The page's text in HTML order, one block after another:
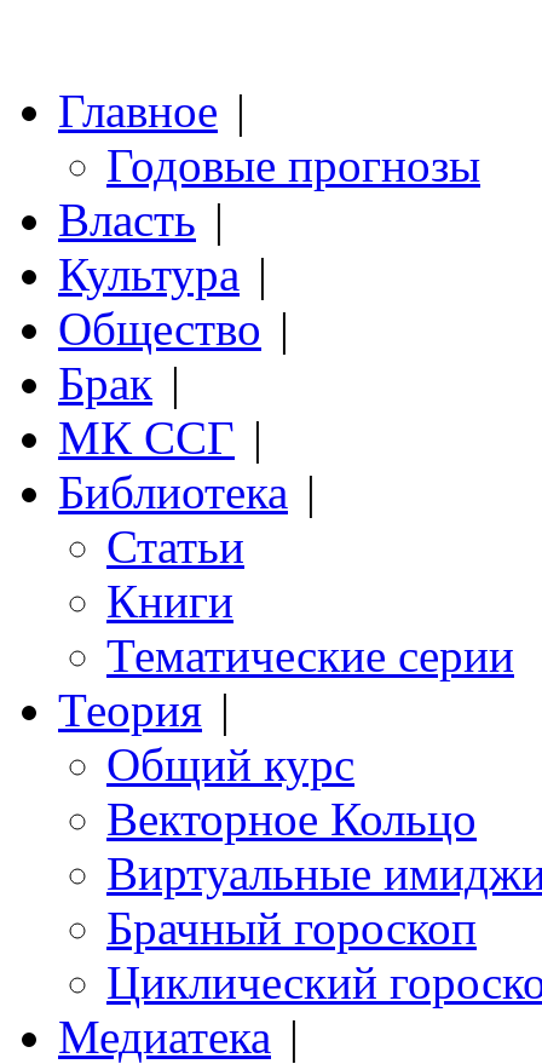
Главное |
Годовые прогнозы
Власть |
Культура |
Общество |
Брак |
МК ССГ |
Библиотека |
Статьи
Книги
Тематические серии
Теория |
Общий курс
Векторное Кольцо
Виртуальные
Брачный гороскоп
Циклический
Медиатека |